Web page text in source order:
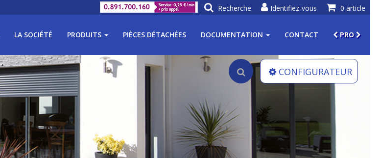
0 article
Identifiez-vous
Recherche
LA SOCIÉTÉ PRODUITS PIÈCES DÉTACHÉES DOCUMENTATION CONTACT PRO
CONFIGURATEUR